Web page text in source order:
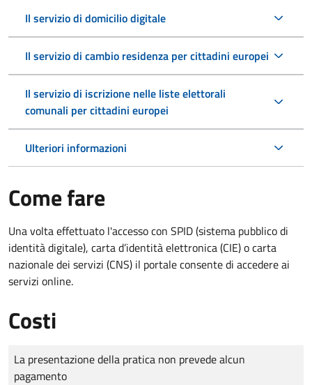
Il servizio di domicilio digitale
Il servizio di cambio residenza per cittadini europei
Il servizio di iscrizione nelle liste elettorali
comunali per cittadini europei
Ulteriori informazioni
Come fare
Una volta effettuato l'accesso con SPID (sistema pubblico di
identità digitale), carta d’identità elettronica (CIE) o carta
nazionale dei servizi (CNS) il portale consente di accedere ai
servizi online.
Costi
Tipo di pagamento
Importo
La presentazione della pratica non prevede alcun
pagamento